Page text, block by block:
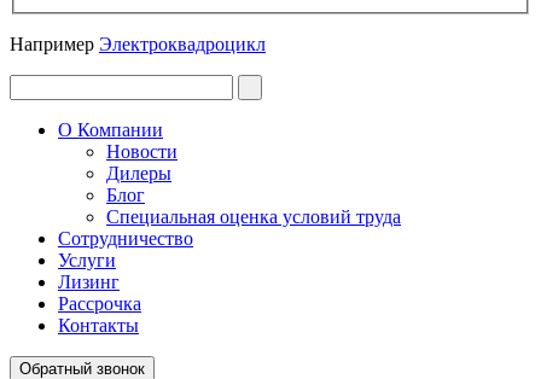
Например Электроквадроцикл
О Компании
Новости
Дилеры
Блог
Специальная оценка условий труда
Сотрудничество
Услуги
Лизинг
Рассрочка
Контакты
Обратный звонок